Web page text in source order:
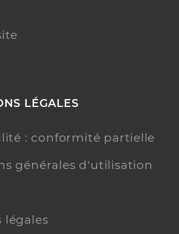
LÉGALES
: conformité partielle
générales d'utilisation
légales